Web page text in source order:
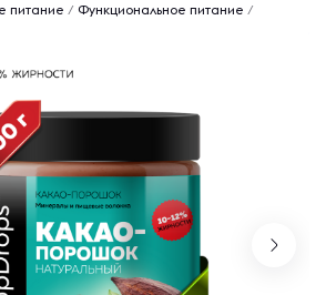
питание / Функциональное питание /